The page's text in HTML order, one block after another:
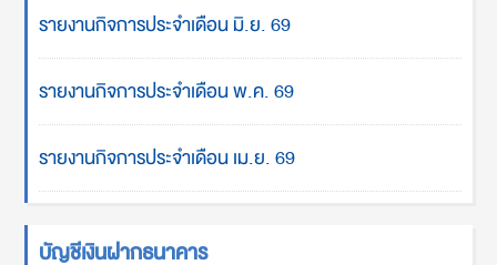
รายงานกิจการประจำเดือน มิ.ย. 69
รายงานกิจการประจำเดือน พ.ค. 69
รายงานกิจการประจำเดือน เม.ย. 69
บัญชีเงินฝากธนาคาร